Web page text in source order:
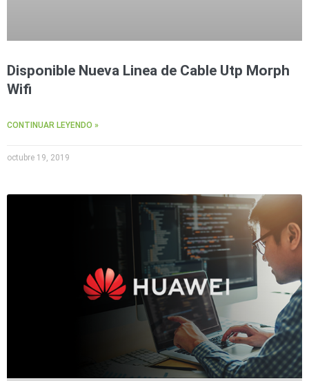
Disponible Nueva Linea de Cable Utp Morph
Wifi
CONTINUAR LEYENDO »
octubre 19, 2019